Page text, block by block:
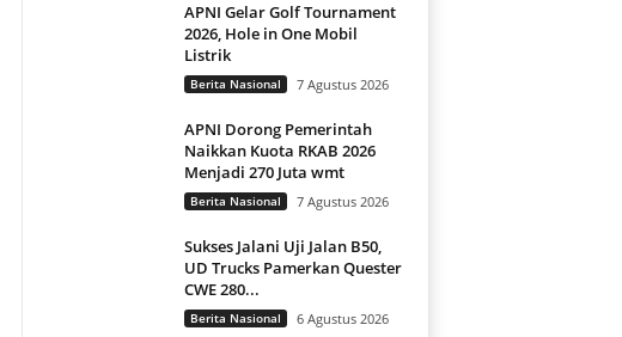
APNI Gelar Golf Tournament
2026, Hole in One Mobil
Listrik
Berita Nasional 7 Agustus 2026
APNI Dorong Pemerintah
Naikkan Kuota RKAB 2026
Menjadi 270 Juta wmt
Berita Nasional 7 Agustus 2026
Sukses Jalani Uji Jalan B50,
UD Trucks Pamerkan Quester
CWE 280...
Berita Nasional 6 Agustus 2026